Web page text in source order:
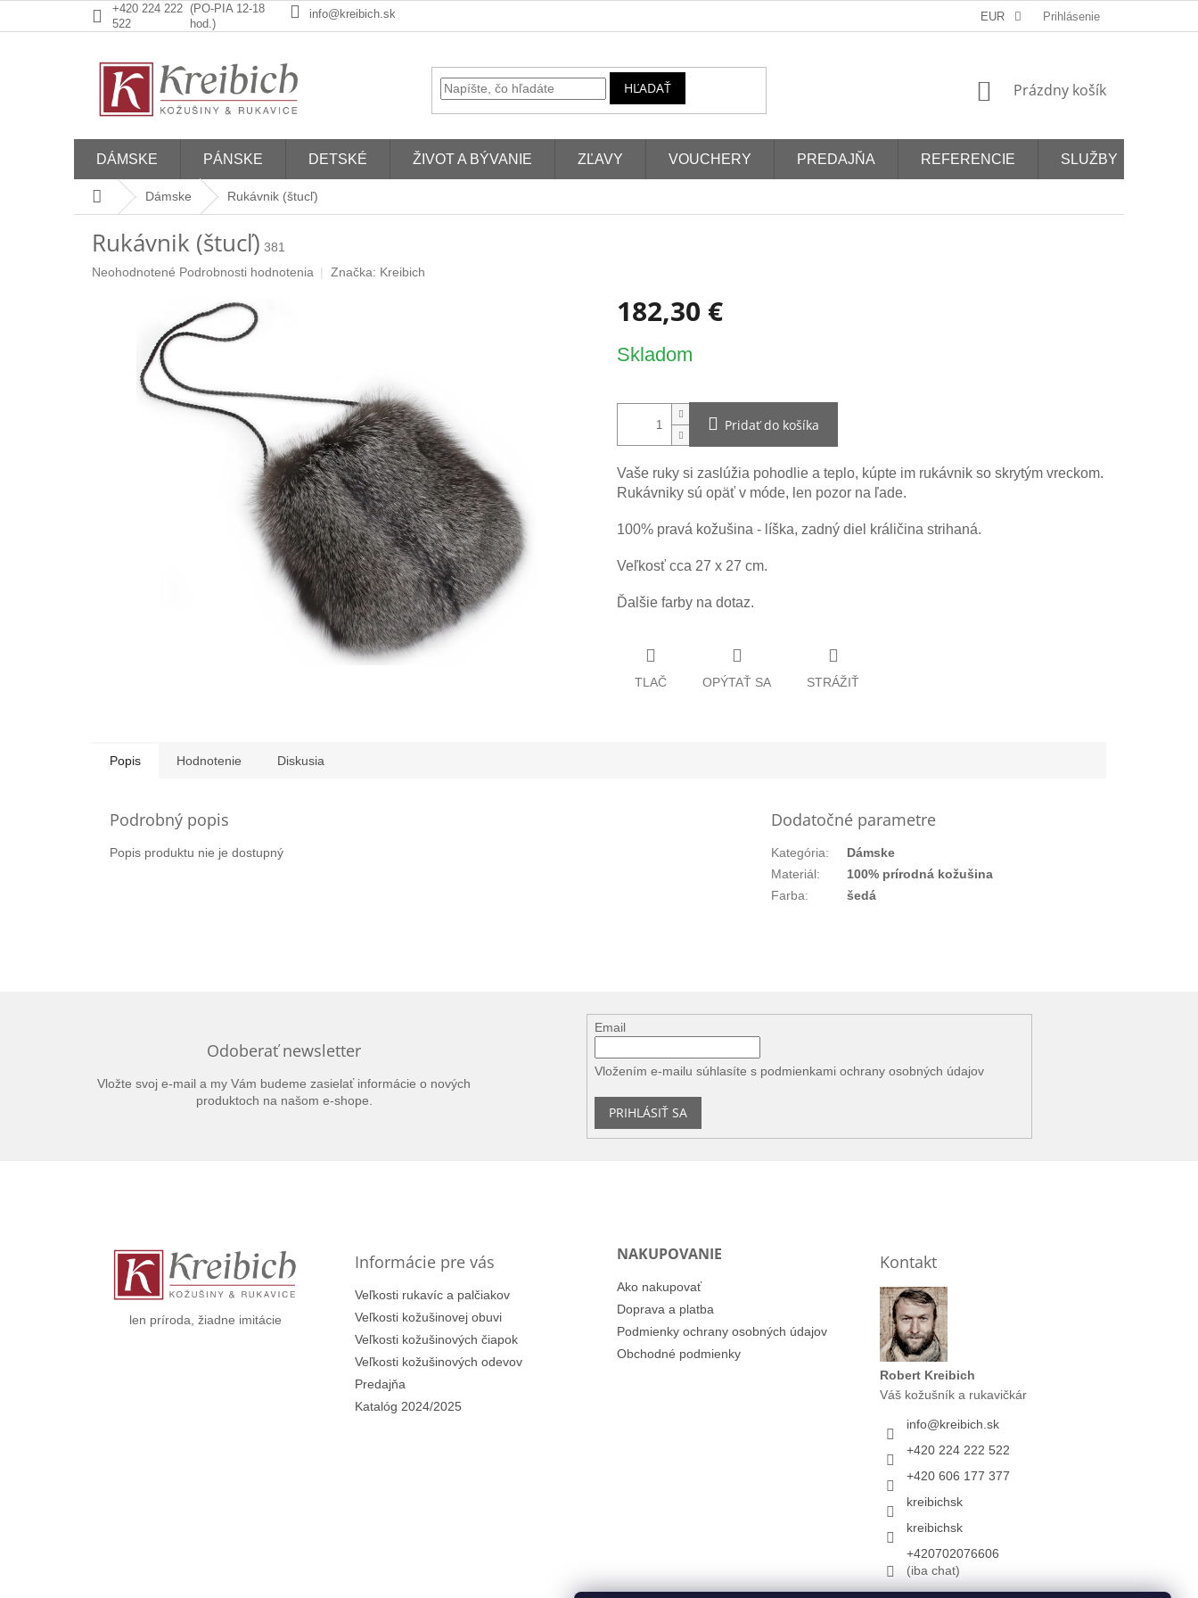
+420 224 222
522
(PO-PIA 12-18
hod.)
info@kreibich.sk EUR Prihlásenie
HĽADAŤ
NÁKUPNÝ
Prázdny košík
DÁMSKE PÁNSKE DETSKÉ ŽIVOT A BÝVANIE ZĽAVY VOUCHERY PREDAJŇA REFERENCIE SLUŽBY
DomovDámske Rukávnik (štucľ)
Rukávnik (štucľ) 381
Priemerné
hviezdičiek.
Neohodnotené Podrobnosti hodnotenia Značka: Kreibich
182,30 €
cena:
Skladom
Pridať do košíka
Vaše ruky si zaslúžia pohodlie a teplo, kúpte im rukávnik so skrytým vreckom.
Rukávniky sú opäť v móde, len pozor na ľade.
100% pravá kožušina - líška, zadný diel králičina strihaná.
Veľkosť cca 27 x 27 cm.
Ďalšie farby na dotaz.
TLAČ OPÝTAŤ SA STRÁŽIŤ
Popis Hodnotenie Diskusia
Podrobný popis
Popis produktu nie je dostupný
Dodatočné parametre
Kategória:
Dámske
Materiál:
100% prírodná kožušina
Farba: šedá
Odoberať newsletter
Vložte svoj e-mail a my Vám budeme zasielať informácie o nových
produktoch na našom e-shope.
Email
Vložením e-mailu súhlasíte s podmienkami ochrany osobných údajov
PRIHLÁSIŤ SA
len príroda, žiadne imitácie
Informácie pre vás
Veľkosti rukavíc a palčiakov
Veľkosti kožušinovej obuvi
Veľkosti kožušinových čiapok
Veľkosti kožušinových odevov
Predajňa
Katalóg 2024/2025
NAKUPOVANIE
Ako nakupovať
Doprava a platba
Podmienky ochrany osobných údajov
Obchodné podmienky
Kontakt
Robert Kreibich
Váš kožušník a rukavičkár
info@kreibich.sk
+420 224 222 522
+420 606 177 377
kreibichsk
kreibichsk
+420702076606
(iba chat)